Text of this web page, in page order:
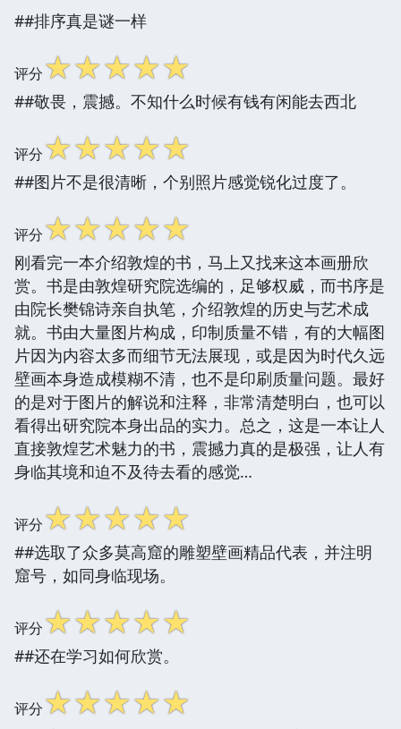
##排序真是谜一样
评分☆☆☆☆☆
##敬畏，震撼。不知什么时候有钱有闲能去西北
评分☆☆☆☆☆
##图片不是很清晰，个别照片感觉锐化过度了。
评分☆☆☆☆☆
刚看完一本介绍敦煌的书，马上又找来这本画册欣
赏。书是由敦煌研究院选编的，足够权威，而书序是
由院长樊锦诗亲自执笔，介绍敦煌的历史与艺术成
就。书由大量图片构成，印制质量不错，有的大幅图
片因为内容太多而细节无法展现，或是因为时代久远
壁画本身造成模糊不清，也不是印刷质量问题。最好
的是对于图片的解说和注释，非常清楚明白，也可以
看得出研究院本身出品的实力。总之，这是一本让人
直接敦煌艺术魅力的书，震撼力真的是极强，让人有
身临其境和迫不及待去看的感觉…
评分☆☆☆☆☆
##选取了众多莫高窟的雕塑壁画精品代表，并注明
窟号，如同身临现场。
评分☆☆☆☆☆
##还在学习如何欣赏。
评分☆☆☆☆☆